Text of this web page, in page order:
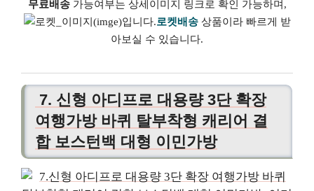
무료배송가능여부는 상세이미지 링크로 확인 가능하며,
로켓배송상품이라 빠르게 받
아보실 수 있습니다.
7. 신형 아디프로 대용량 3단 확장
여행가방 바퀴 탈부착형 캐리어 결
합 보스턴백 대형 이민가방